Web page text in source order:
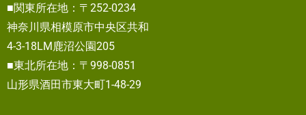
■関東所在地：〒252-0234
神奈川県相模原市中央区共和
4-3-18LM鹿沼公園205
■東北所在地：〒998-0851
山形県酒田市東大町1-48-29